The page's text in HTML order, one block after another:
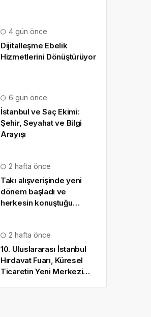
4 gün önce
Dijitalleşme Ebelik
Hizmetlerini Dönüştürüyor
6 gün önce
İstanbul ve Saç Ekimi:
Şehir, Seyahat ve Bilgi
Arayışı
2 hafta önce
Takı alışverişinde yeni
dönem başladı ve
herkesin konuştuğu
2 hafta önce
10. Uluslararası İstanbul
Hırdavat Fuarı, Küresel
Ticaretin Yeni Merkezi